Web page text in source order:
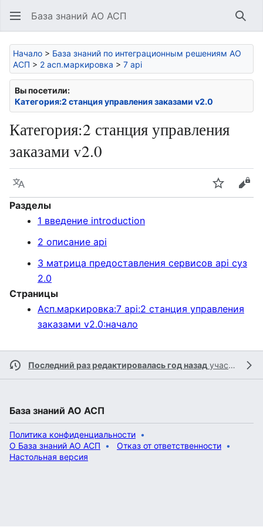
База знаний АО АСП
Начало > База знаний по интеграционным решениям АО
АСП > 2 асп.маркировка > 7 api
Вы посетили:
Категория:2 станция управления заказами v2.0
Категория:2 станция управления
заказами v2.0
Язык Следить
Разделы
1 введение introduction
2 описание api
3 матрица предоставления сервисов api суз
2.0
Страницы
Асп.маркировка:7 api:2 станция управления
заказами v2.0:начало
Последний раз редактировалась год назад участником
База знаний АО АСП
Политика конфиденциальности
О База знаний АО АСП
Отказ от ответственности
Настольная версия